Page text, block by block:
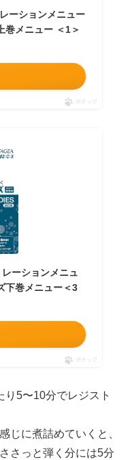
ーションメニュー
巻メニュー ＜1＞
ポチップ
ーションメニュ
下巻メニュー＜3
ポチップ
り5〜10分でレジスト
じに煮詰めていくと、
さっと弾く分には5分